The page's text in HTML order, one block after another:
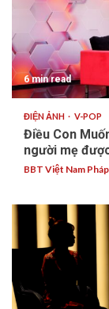
6 min read
ĐIỆN ẢNH V-POP
Điều Con
người mẹ
BBT Việt Nam